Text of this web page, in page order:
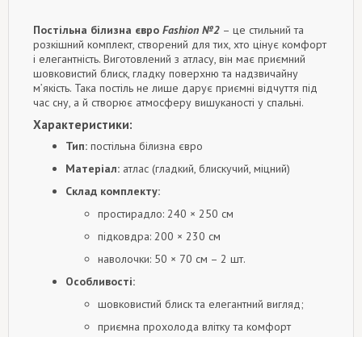
Постільна білизна євро Fashion №2 – це стильний та
розкішний комплект, створений для тих, хто цінує комфорт
і елегантність. Виготовлений з атласу, він має приємний
шовковистий блиск, гладку поверхню та надзвичайну
м’якість. Така постіль не лише дарує приємні відчуття під
час сну, а й створює атмосферу вишуканості у спальні.
Характеристики:
Тип: постільна білизна євро
Матеріал: атлас (гладкий, блискучий, міцний)
Склад комплекту:
простирадло: 240 × 250 см
підковдра: 200 × 230 см
наволочки: 50 × 70 см – 2 шт.
Особливості:
шовковистий блиск та елегантний вигляд;
приємна прохолода влітку та комфорт